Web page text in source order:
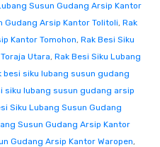
Susun Gudang Arsip Kantor
Gudang Arsip Kantor Tolitoli, Rak
Kantor Tomohon, Rak Besi Siku
Utara, Rak Besi Siku Lubang
besi siku lubang susun gudang
siku lubang susun gudang arsip
Siku Lubang Susun Gudang
Susun Gudang Arsip Kantor
Gudang Arsip Kantor Waropen,